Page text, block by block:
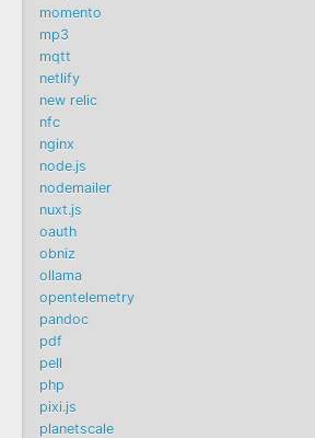
momento
mp3
mqtt
netlify
new relic
nfc
nginx
node.js
nodemailer
nuxt.js
oauth
obniz
ollama
opentelemetry
pandoc
pdf
pell
php
pixi.js
planetscale